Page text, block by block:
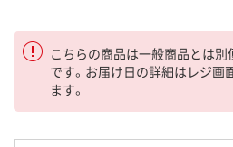
こちらの商品は一般商品とは
です。お届け日の詳細はレジ画
ます。